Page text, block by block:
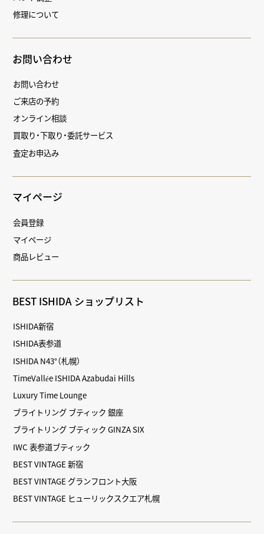
修理について
お問い合わせ
お問い合わせ
ご来店の予約
オンライン相談
買取り・下取り・委託サービス
査定お申込み
マイページ
会員登録
マイページ
商品レビュー
BEST ISHIDA ショップリスト
ISHIDA新宿
ISHIDA表参道
ISHIDA N43°（札幌）
TimeVallée ISHIDA Azabudai Hills
Luxury Time Lounge
ブライトリング ブティック 銀座
ブライトリング ブティック GINZA SIX
IWC 表参道ブティック
BEST VINTAGE 新宿
BEST VINTAGE グランフロント大阪
BEST VINTAGE ヒューリックスクエア札幌